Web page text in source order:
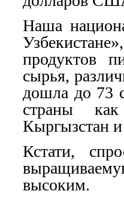
Наша
продуктов
сырья,
дошла до 73
страны
Кыргызстан
Кстати,
высоким.